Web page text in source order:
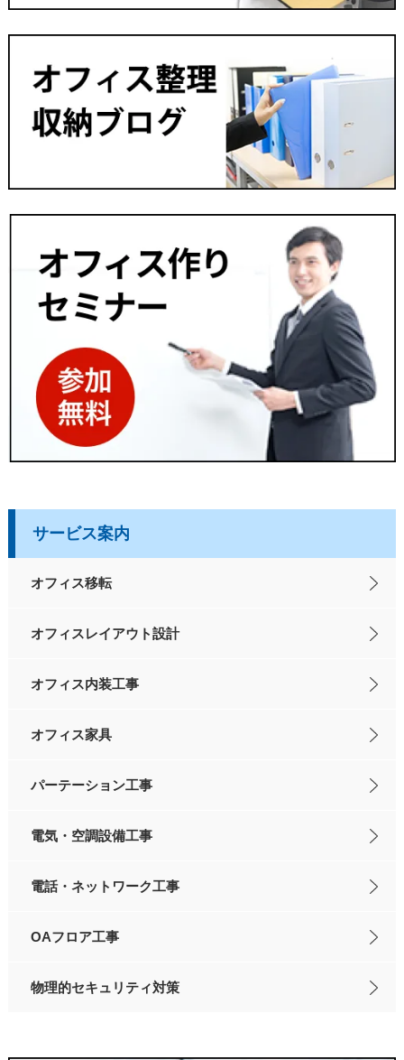
サービス案内
オフィス移転
オフィスレイアウト設計
オフィス内装工事
オフィス家具
パーテーション工事
電気・空調設備工事
電話・ネットワーク工事
OAフロア工事
物理的セキュリティ対策